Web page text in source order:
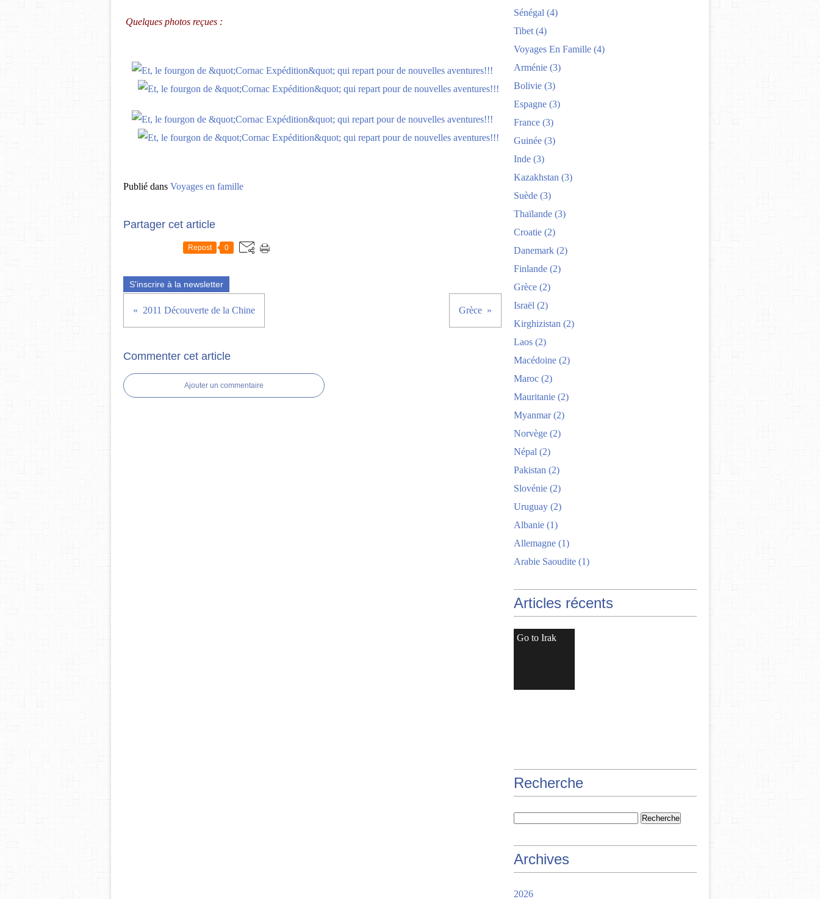
Quelques photos reçues :
Publié dans Voyages en famille
Partager cet article
Repost 0
S'inscrire à la newsletter
2011 Découverte de la Chine Grèce
Commenter cet article
Ajouter un commentaire
Sénégal (4)
Tibet (4)
Voyages En Famille (4)
Arménie (3)
Bolivie (3)
Espagne (3)
France (3)
Guinée (3)
Inde (3)
Kazakhstan (3)
Suède (3)
Thaïlande (3)
Croatie (2)
Danemark (2)
Finlande (2)
Grèce (2)
Israël (2)
Kirghizistan (2)
Laos (2)
Macédoine (2)
Maroc (2)
Mauritanie (2)
Myanmar(2)
Norvège (2)
Népal (2)
Pakistan (2)
Slovénie (2)
Uruguay (2)
Albanie (1)
Allemagne (1)
Arabie Saoudite (1)
Articles récents
Go to Irak
Recherche
Archives
2026